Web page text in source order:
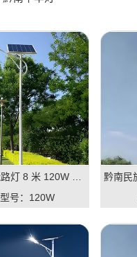
型号：120W